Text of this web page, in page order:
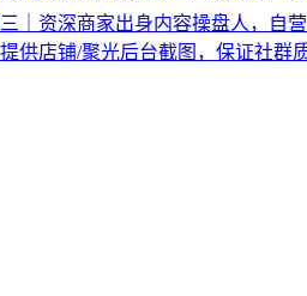
｜资深商家出身内容操盘人，自
供店铺/聚光后台截图，保证社群